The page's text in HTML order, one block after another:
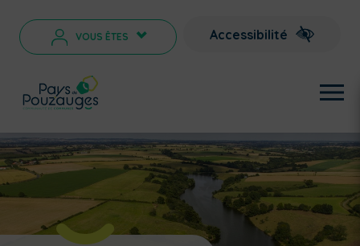
VOUS ÊTES > Accessibilité